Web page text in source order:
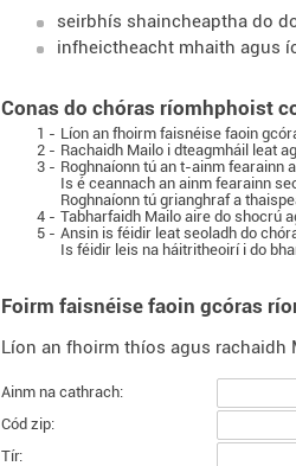
seirbhís shaincheaptha do
infheictheacht mhaith agus
Conas do chóras ríomhphoist
1 - Líon an fhoirm faisnéise faoin
2 - Rachaidh Mailo i dteagmháil leat
3 - Roghnaíonn tú an t-ainm fearainn
Is é ceannach an ainm fearainn
Roghnaíonn tú grianghraf a
4 - Tabharfaidh Mailo aire do shocrú
5 - Ansin is féidir leat seoladh do
Is féidir leis na háitritheoirí i do
Foirm faisnéise faoin gcóras
Líon an fhoirm thíos agus rachaidh
Ainm na cathrach:
Cód zip:
Tír: